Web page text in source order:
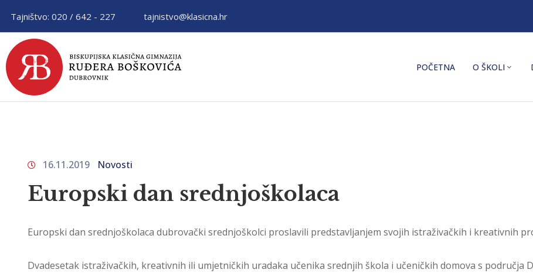
Tajništvo: 020 / 642 - 227 tajnistvo@klasicna.hr
POČETNA O ŠKOLI
16.11.2019 Novosti
Europski dan srednjoškolaca
Europski dan srednjoškolaca dubrovački srednjoškolci proslavili predstavljanjem svojih istraživačkih i kreativnih
Dvadesetak istraživačkih, kreativnih ili umjetničkih uradaka učenika srednjih škola i učeničkih domova s područja